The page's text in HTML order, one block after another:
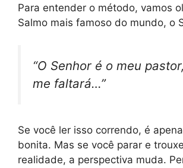
Para entender o método, vamos
Salmo mais famoso do mundo, o
“O Senhor é o meu
me faltará…”
Se você ler isso correndo, é
bonita. Mas se você parar e
realidade, a perspectiva muda.